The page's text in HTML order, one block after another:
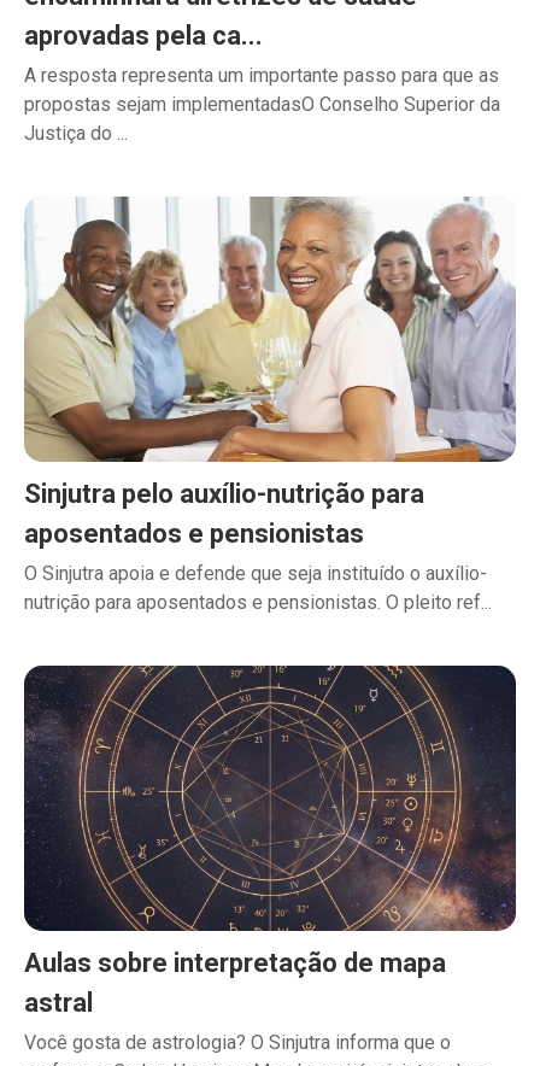
aprovadas pela ca...
A resposta representa um importante passo para que as
propostas sejam implementadasO Conselho Superior da
Justiça do ...
Sinjutra pelo auxílio-nutrição para
aposentados e pensionistas
O Sinjutra apoia e defende que seja instituído o auxílio-
nutrição para aposentados e pensionistas. O pleito ref...
Aulas sobre interpretação de mapa
astral
Você gosta de astrologia? O Sinjutra informa que o